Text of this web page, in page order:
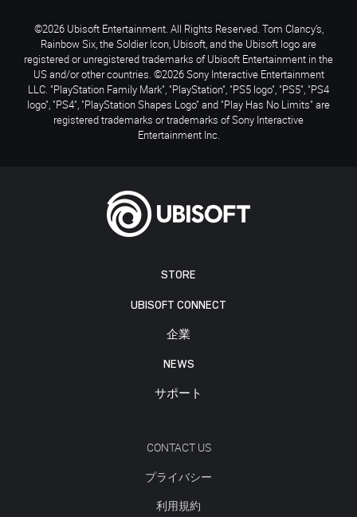
STORE
UBISOFT CONNECT
企業
NEWS
サポート
CONTACT US
プライバシー
利用規約
©2026 Ubisoft Entertainment. All Rights Reserved. Tom Clancy’s,
Rainbow Six, the Soldier Icon, Ubisoft, and the Ubisoft logo are
registered or unregistered trademarks of Ubisoft Entertainment in the
US and/or other countries. ©2026 Sony Interactive Entertainment
LLC. "PlayStation Family Mark", "PlayStation", "PS5 logo", "PS5", "PS4
logo", "PS4", "PlayStation Shapes Logo" and "Play Has No Limits" are
registered trademarks or trademarks of Sony Interactive
Entertainment Inc.